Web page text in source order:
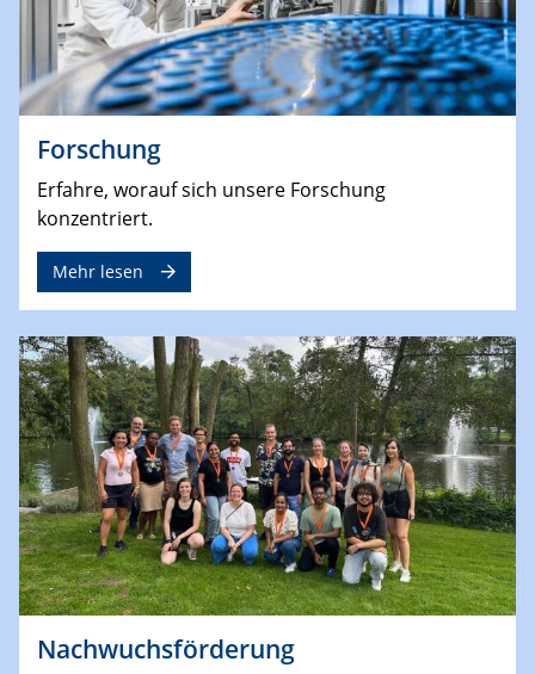
Forschung
Erfahre, worauf sich unsere Forschung
konzentriert.
Mehr lesen
Nachwuchsförderung